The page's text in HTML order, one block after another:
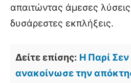
απαιτώντας άμεσες
δυσάρεστες εκπλήξεις.
Δείτε επίσης: Η Παρί
ανακοίνωσε την